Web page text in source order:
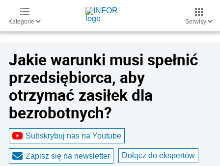
Kategorie Serwisy
Jakie warunki musi spełnić
przedsiębiorca, aby
otrzymać zasiłek dla
bezrobotnych?
Subskrybuj nas na Youtube
Zapisz się na newsletter Dołącz do ekspertów